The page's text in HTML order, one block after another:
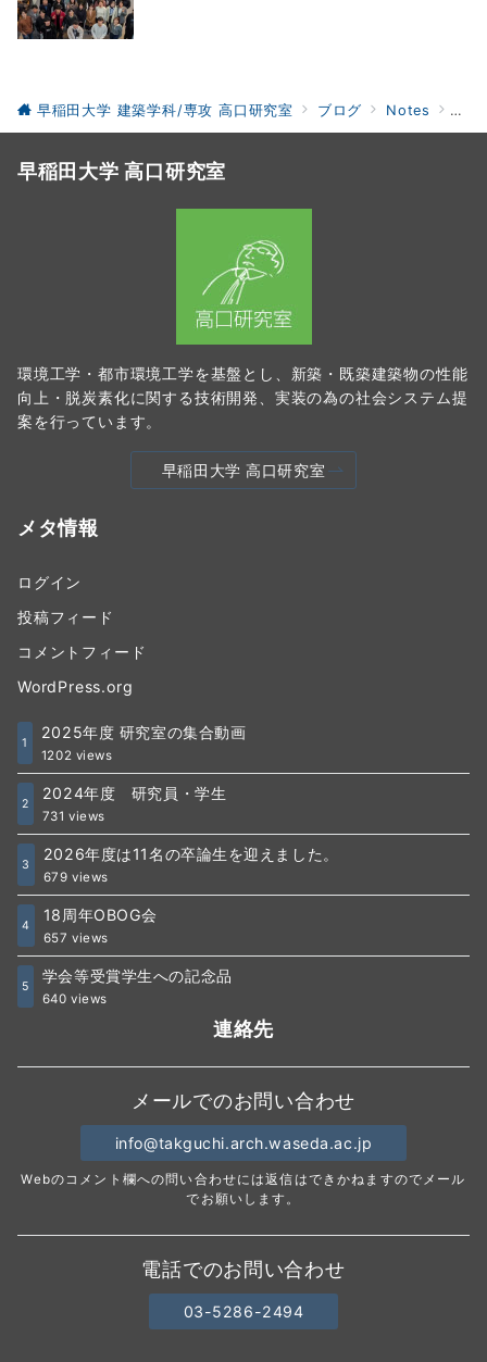
早稲田大学 建築学科/専攻 高口研究室 ブログ Notes 研
早稲田大学 高口研究室
環境工学・都市環境工学を基盤とし、新築・既築建築物の性能
向上・脱炭素化に関する技術開発、実装の為の社会システム提
案を行っています。
早稲田大学 高口研究室
メタ情報
ログイン
投稿フィード
コメントフィード
WordPress.org
1
2025年度 研究室の集合動画
1202 views
2
2024年度 研究員・学生
731 views
3
2026年度は11名の卒論生を迎えました。
679 views
4
18周年OBOG会
657 views
5
学会等受賞学生への記念品
640 views
連絡先
メールでのお問い合わせ
info@takguchi.arch.waseda.ac.jp
Webのコメント欄への問い合わせには返信はできかねますのでメール
でお願いします。
電話でのお問い合わせ
03-5286-2494